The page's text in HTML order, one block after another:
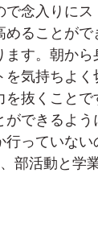
念入りに
ることが
す。朝か
気持ちよ
抜くこと
できるよう
っていな
部活動と学